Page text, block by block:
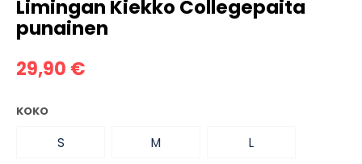
Limingan Kiekko Collegepaita
punainen
29,90 €
KOKO
S M L